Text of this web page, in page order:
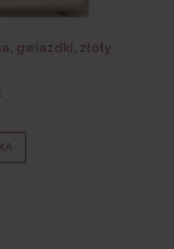
gwiazdki, złoty